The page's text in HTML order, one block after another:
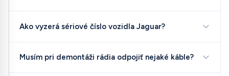
Ako vyzerá sériové číslo vozidla Jaguar?
Musím pri demontáži rádia odpojiť nejaké káble?